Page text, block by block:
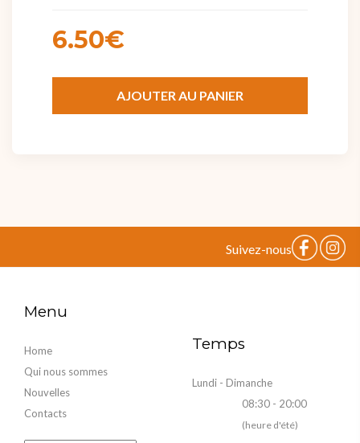
6.50€
AJOUTER AU PANIER
Suivez-nous
Menu
Home
Qui nous sommes
Nouvelles
Contacts
Temps
Lundi - Dimanche
08:30 - 20:00
(heure d'été)